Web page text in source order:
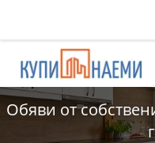
Обяви от